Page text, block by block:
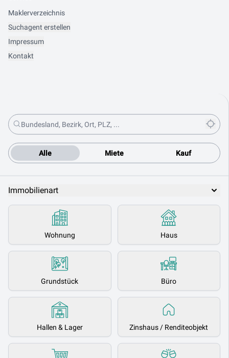
Alle Miete Kauf
Immobilienart
Wohnung Haus
Grundstück Büro
Hallen & Lager Zinshaus / Renditeobjekt
Maklerverzeichnis
Suchagent erstellen
Impressum
Kontakt